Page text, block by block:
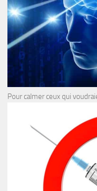
Pour calmer ceux qui